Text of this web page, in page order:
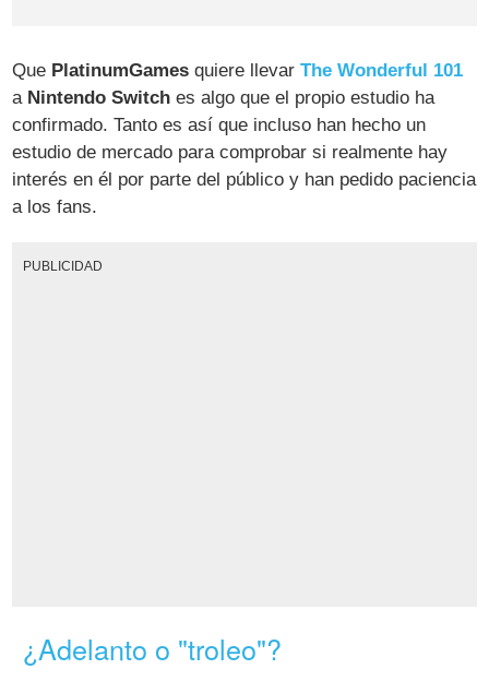
Que PlatinumGames quiere llevarThe Wonderful 101
a Nintendo Switch es algo que el propio estudio ha
confirmado. Tanto es así que incluso han hecho un
estudio de mercado para comprobar si realmente hay
interés en él por parte del público y han pedido paciencia
a los fans.
PUBLICIDAD
¿Adelanto o "troleo"?